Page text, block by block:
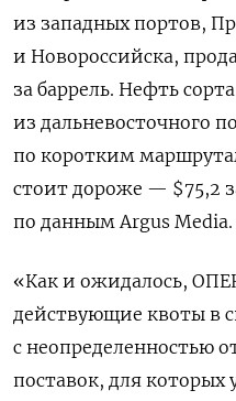
из западных портов,
и Новороссийска,
за баррель. Нефть
из дальневосточного
по коротким
стоит дороже — $75,2
по данным Argus Media.
«Как и ожидалось,
действующие квоты в
с неопределенностью
поставок, для которых